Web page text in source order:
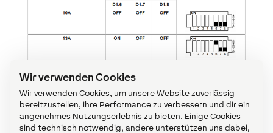
Wir verwenden Cookies
Wir verwenden Cookies, um unsere Website zuverlässig
bereitzustellen, ihre Performance zu verbessern und dir ein
angenehmes Nutzungserlebnis zu bieten. Einige Cookies
sind technisch notwendig, andere unterstützen uns dabei,